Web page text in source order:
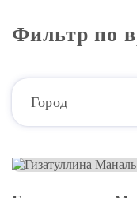
Фильтр по
Город